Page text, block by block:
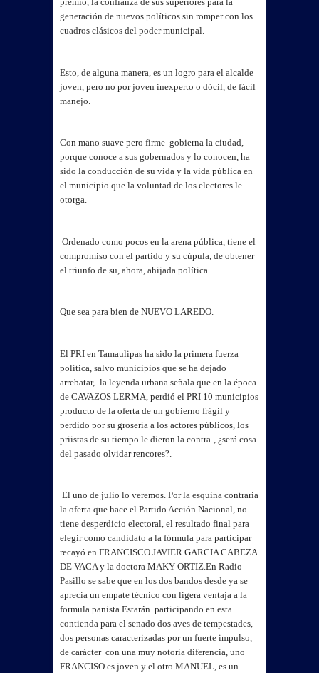
generación de nuevos políticos sin romper con los
cuadros clásicos del poder municipal.
Esto, de alguna manera, es un logro para el alcalde
joven, pero no por joven inexperto o dócil, de fácil
manejo.
Con mano suave pero firme gobierna la ciudad,
porque conoce a sus gobernados y lo conocen, ha
sido la conducción de su vida y la vida pública en
el municipio que la voluntad de los electores le
otorga.
Ordenado como pocos en la arena pública, tiene el
compromiso con el partido y su cúpula, de obtener
el triunfo de su, ahora, ahijada política.
Que sea para bien de NUEVO LAREDO.
El PRI en Tamaulipas ha sido la primera fuerza
política, salvo municipios que se ha dejado
arrebatar,- la leyenda urbana señala que en la época
de CAVAZOS LERMA, perdió el PRI 10 municipios
producto de la oferta de un gobierno frágil y
perdido por su grosería a los actores públicos, los
priistas de su tiempo le dieron la contra-, ¿será cosa
del pasado olvidar rencores?.
El uno de julio lo veremos. Por la esquina contraria
la oferta que hace el Partido Acción Nacional, no
tiene desperdicio electoral, el resultado final para
elegir como candidato a la fórmula para participar
recayó en FRANCISCO JAVIER GARCIA CABEZA
DE VACA y la doctora MAKY ORTIZ.En Radio
Pasillo se sabe que en los dos bandos desde ya se
aprecia un empate técnico con ligera ventaja a la
formula panista.Estarán participando en esta
contienda para el senado dos aves de tempestades,
dos personas caracterizadas por un fuerte impulso,
de carácter con una muy notoria diferencia, uno
FRANCISO es joven y el otro MANUEL, es un